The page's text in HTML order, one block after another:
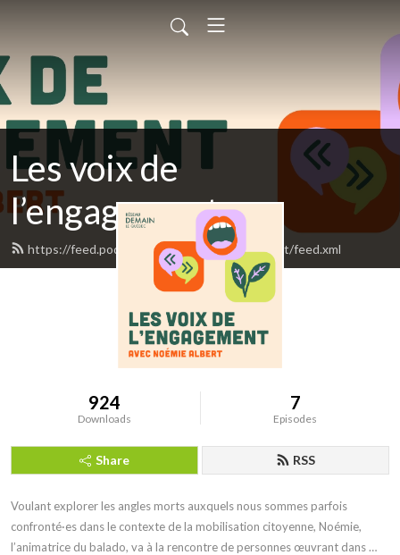
Les voix de
l’engagement
https://feed.podbean.com/voixdelengagement/feed.xml
924
Downloads
7
Episodes
Share RSS
Voulant explorer les angles morts auxquels nous sommes parfois
confronté·es dans le contexte de la mobilisation citoyenne, Noémie,
l’animatrice du balado, va à la rencontre de personnes œuvrant dans